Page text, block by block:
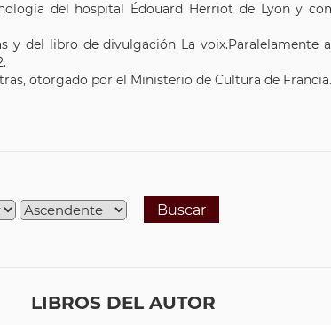
del hospital Édouard Herriot de Lyon y
y del libro de divulgación La voix.Paralelamente
otorgado por el Ministerio de Cultura de Francia.
Buscar
LIBROS DEL AUTOR